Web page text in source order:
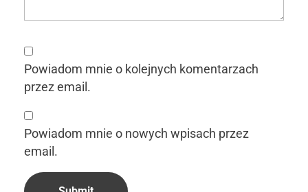
Powiadom mnie o kolejnych komentarzach
przez email.
Powiadom mnie o nowych wpisach przez
email.